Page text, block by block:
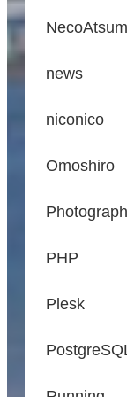
news
niconico
Omoshiro
Photograph
PHP
Plesk